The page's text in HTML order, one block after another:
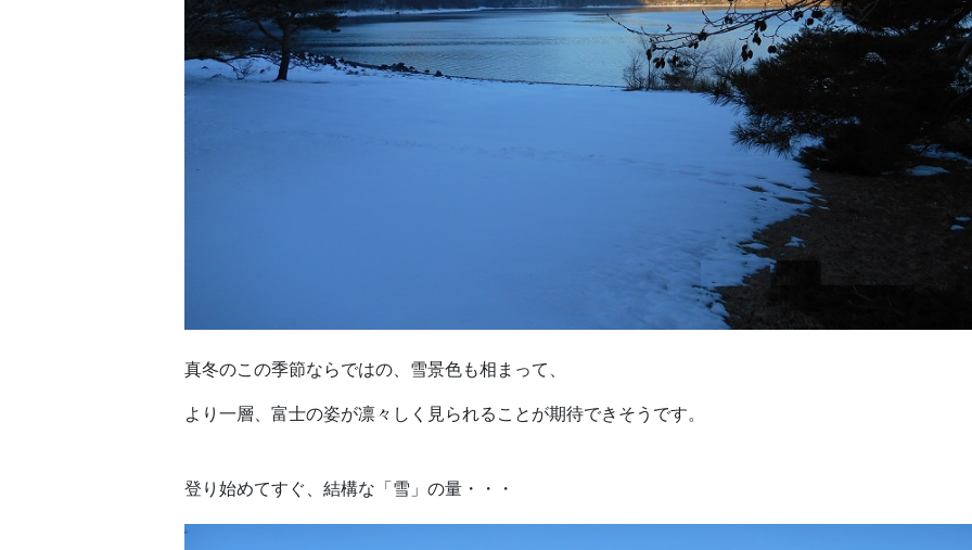
真冬のこの季節ならではの、雪景色も相まって、
より一層、富士の姿が凛々しく見られることが期待できそうです。
登り始めてすぐ、結構な「雪」の量・・・